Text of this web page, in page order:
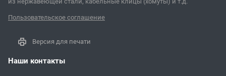
Пользовательское соглашение
Версия для печати
Наши контакты